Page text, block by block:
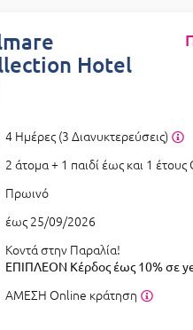
Hotel
4 Ημέρες (3 Διανυκτερεύσεις)
2 άτομα + 1 παιδί έως και 1 έτους
Πρωινό
έως 25/09/2026
Κοντά στην Παραλία!
ΕΠΙΠΛΕΟΝ Κέρδος έως 10% σε
ΑΜΕΣΗ Online κράτηση